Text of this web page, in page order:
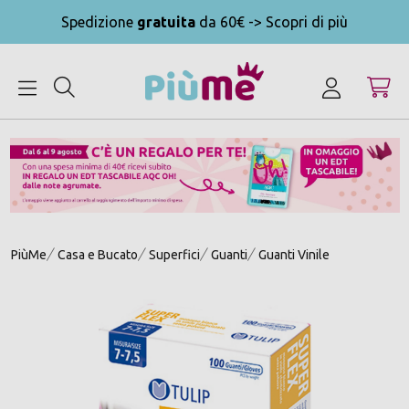
Spedizione gratuita da 60€ -> Scopri di più
PiùMe Casa e Bucato Superfici Guanti Guanti Vinile